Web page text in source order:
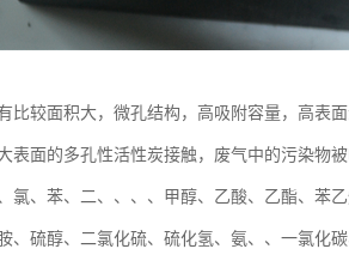
比较面积大，微孔结构，高吸附容量，高表
表面的多孔性活性炭接触，废气中的污染物
氯、苯、二、、、、甲醇、乙酸、乙酯、苯
硫醇、二氯化硫、硫化氢、氨、、一氯化碳